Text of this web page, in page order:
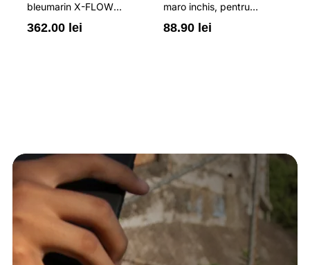
bleumarin X-FLOW
pentru barbati cu brant
ORTHOLITE® HYBRID
362.00 lei
maro inchis, pentru
femei, cu striatii si
cusaturi plate 4F
88.90 lei